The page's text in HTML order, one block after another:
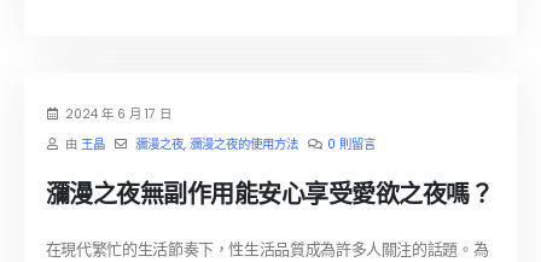
2024 年 6 月 17 日
由王晶 瀰漫之夜, 瀰漫之夜的使用方法 0 則留言
瀰漫之夜無副作用能安心享受愛欲之夜嗎？
在現代繁忙的生活節奏下，性生活品質成為許多人關注的話題。為